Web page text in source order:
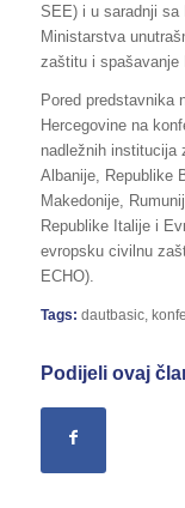
SEE) i u saradnji sa
Ministarstva
zaštitu i spašavanje
Pored predstavnika
Hercegovine na
nadležnih institucija
Albanije, Republike
Makedonije,
Republike Italije i
evropsku civilnu
ECHO).
Tags: dautbasic,
Podijeli ovaj